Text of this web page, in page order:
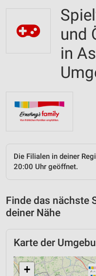
und
in
Die Filialen in deiner
20:00 Uhr geöffnet.
Finde das nächste
deiner Nähe
Karte der
+